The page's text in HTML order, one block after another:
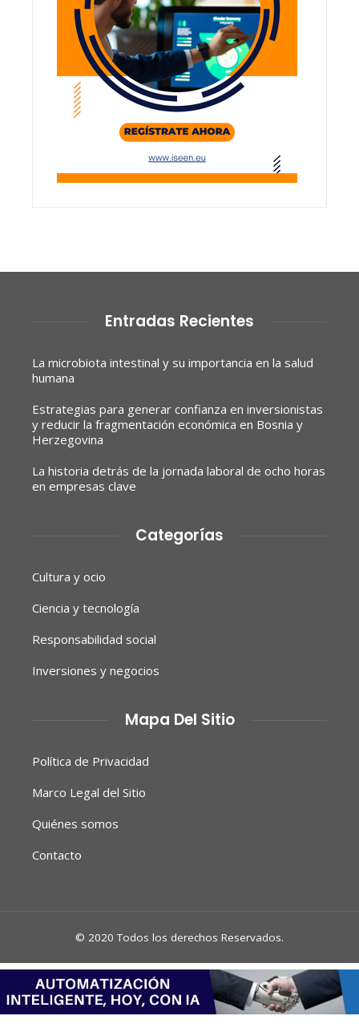
Entradas Recientes
La microbiota intestinal y su importancia en la salud
humana
Estrategias para generar confianza en inversionistas
y reducir la fragmentación económica en Bosnia y
Herzegovina
La historia detrás de la jornada laboral de ocho horas
en empresas clave
Categorías
Cultura y ocio
Ciencia y tecnología
Responsabilidad social
Inversiones y negocios
Mapa Del Sitio
Política de Privacidad
Marco Legal del Sitio
Quiénes somos
Contacto
© 2020 Todos los derechos Reservados.